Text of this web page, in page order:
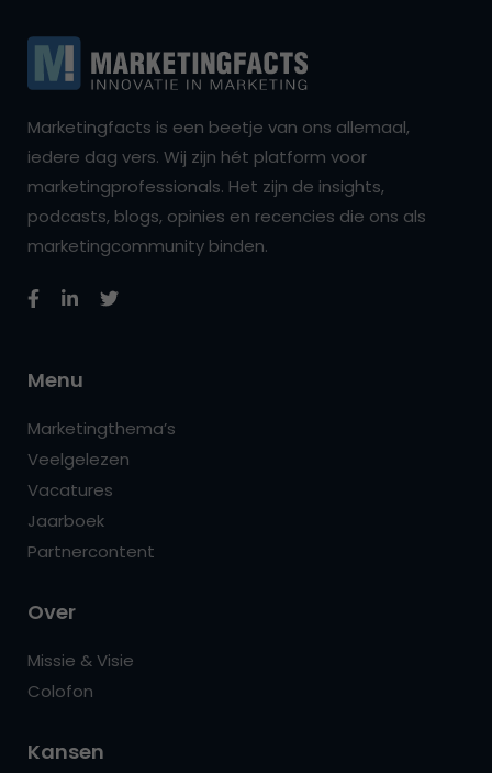
Marketingfacts is een beetje van ons allemaal,
iedere dag vers. Wij zijn hét platform voor
marketingprofessionals. Het zijn de insights,
podcasts, blogs, opinies en recencies die ons als
marketingcommunity binden.
Menu
Marketingthema’s
Veelgelezen
Vacatures
Jaarboek
Partnercontent
Over
Missie & Visie
Colofon
Kansen